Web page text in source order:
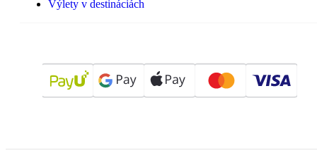
Výlety v destináciách